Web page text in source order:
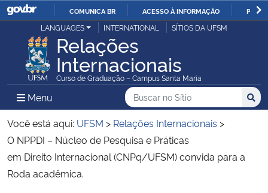
IR
PARA
O
CONTEÚDO
COMUNICA BR ACESSO À INFORMAÇÃO
Ministério da Justiça e Segurança Pública
Ministério da Defesa
Ministério das Relações Exteriores
Ministério da Economia
LANGUAGES INTERNATIONAL SÍTIOS DA UFSM
Relações
Internacionais
Curso de Graduação – Campus Santa Maria
Menu Menu Principal do Sítio
Busca
Buscar no no Sítio
Busca:
Você está aqui: UFSM > Relações Internacionais >
O NPPDI – Núcleo de Pesquisa e Práticas
em Direito Internacional (CNPq/UFSM) convida para a
Roda acadêmica.